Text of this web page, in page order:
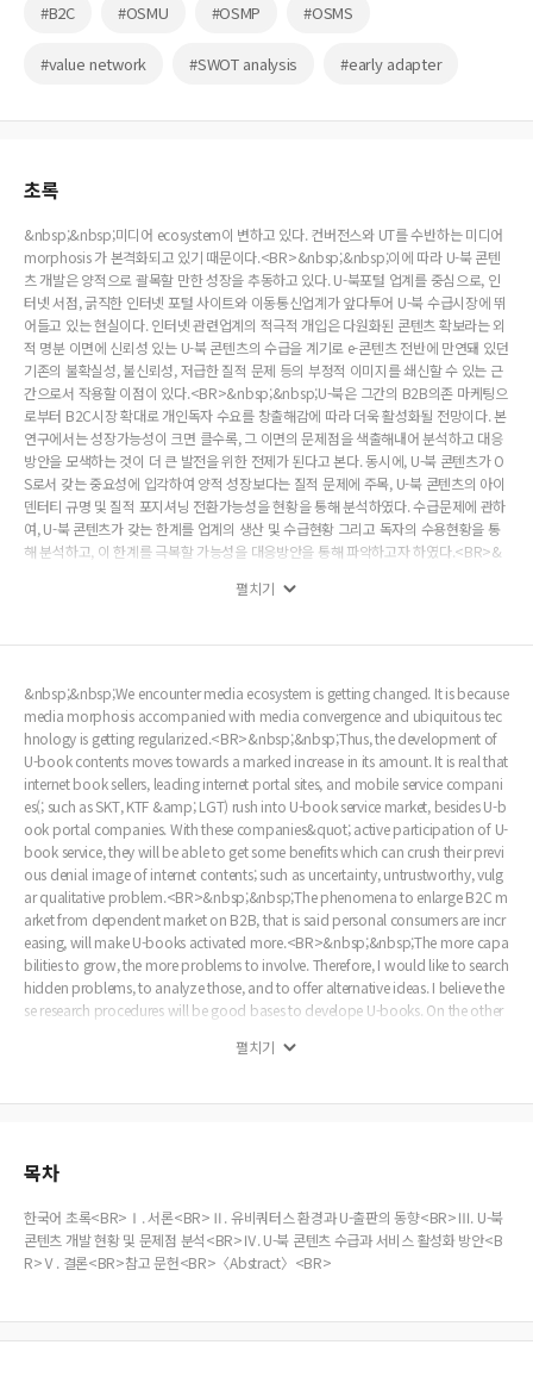
#B2C #OSMU #OSMP #OSMS
#value network #SWOT analysis #early adapter
초록
&nbsp;&nbsp;미디어 ecosystem이 변하고 있다. 컨버전스와 UT를 수반하는 미디어
morphosis 가 본격화되고 있기 때문이다.<BR>&nbsp;&nbsp;이에 따라 U-북 콘텐
츠 개발은 양적으로 괄목할 만한 성장을 추동하고 있다. U-북포털 업계를 중심으로, 인
터넷 서점, 굵직한 인터넷 포털 사이트와 이동통신업계가 앞다투어 U-북 수급시장에 뛰
어들고 있는 현실이다. 인터넷 관련업계의 적극적 개입은 다원화된 콘텐츠 확보라는 외
적 명분 이면에 신뢰성 있는 U-북 콘텐츠의 수급을 계기로 e-콘텐츠 전반에 만연돼 있던
기존의 불확실성, 불신뢰성, 저급한 질적 문제 등의 부정적 이미지를 쇄신할 수 있는 근
간으로서 작용할 이점이 있다.<BR>&nbsp;&nbsp;U-북은 그간의 B2B의존 마케팅으
로부터 B2C시장 확대로 개인독자 수요를 창출해감에 따라 더욱 활성화될 전망이다. 본
연구에서는 성장가능성이 크면 클수록, 그 이면의 문제점을 색출해내어 분석하고 대응
방안을 모색하는 것이 더 큰 발전을 위한 전제가 된다고 본다. 동시에, U-북 콘텐츠가 O
S로서 갖는 중요성에 입각하여 양적 성장보다는 질적 문제에 주목, U-북 콘텐츠의 아이
덴터티 규명 및 질적 포지셔닝 전환가능성을 현황을 통해 분석하였다. 수급문제에 관하
여, U-북 콘텐츠가 갖는 한계를 업계의 생산 및 수급현황 그리고 독자의 수용현황을 통
해 분석하고, 이 한계를 극복할 가능성을 대응방안을 통해 파악하고자 하였다.<BR>&
그 누구보다도 출판사에 의해 이루어져야 결과적으로 콘텐츠의 질적 향상에 이바지할
펼치기
&nbsp;&nbsp;We encounter media ecosystem is getting changed. It is because
media morphosis accompanied with media convergence and ubiquitous tec
hnology is getting regularized.<BR>&nbsp;&nbsp;Thus, the development of
U-book contents moves towards a marked increase in its amount. It is real that
internet book sellers, leading internet portal sites, and mobile service compani
es(; such as SKT, KTF &amp; LGT) rush into U-book service market, besides U-b
ook portal companies. With these companies&quot; active participation of U-
book service, they will be able to get some benefits which can crush their previ
ous denial image of internet contents; such as uncertainty, untrustworthy, vulg
ar qualitative problem.<BR>&nbsp;&nbsp;The phenomena to enlarge B2C m
arket from dependent market on B2B, that is said personal consumers are incr
easing, will make U-books activated more.<BR>&nbsp;&nbsp;The more capa
bilities to grow, the more problems to involve. Therefore, I would like to search
hidden problems, to analyze those, and to offer alternative ideas. I believe the
se research procedures will be good bases to develope U-books. On the other
e problems than quantitative increasement, then, I investigated the identity of
p;&nbsp;Thus, I got some results about limitations of U-book contents from t
p;&nbsp;Discussing the results, I suggest that it is worthier to conduct U-book c
ce of U-book contents as OS, eventually the publishers can contribute to qualit
ative development. For the desirable participation of them, I also propose gov
ernmental active supports and activated concerned infrastructures.
펼치기
목차
한국어 초록<BR>Ⅰ. 서론<BR>Ⅱ. 유비쿼터스 환경과 U-출판의 동향<BR>Ⅲ. U-북
콘텐츠 개발 현황 및 문제점 분석<BR>Ⅳ. U-북 콘텐츠 수급과 서비스 활성화 방안<B
R>Ⅴ. 결론<BR>참고 문헌<BR>〈Abstract〉<BR>